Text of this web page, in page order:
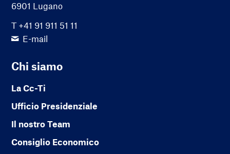
6901 Lugano
T +41 91 911 51 11
E-mail
Chi siamo
La Cc-Ti
Ufficio Presidenziale
Il nostro Team
Consiglio Economico